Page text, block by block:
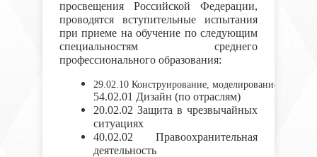
просвещения Российской Федерации,
проводятся вступительные испытания
при приеме на обучение по следующим
специальностям среднего
профессионального образования:
29.02.10 Конструирование, моделирование и
54.02.01 Дизайн (по отраслям)
20.02.02 Защита в чрезвычайных
ситуациях
40.02.02 Правоохранительная
деятельность